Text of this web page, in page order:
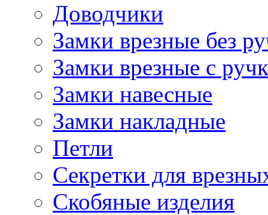
Доводчики
Замки врезные без
Замки врезные с
Замки навесные
Замки накладные
Петли
Секретки для
Скобяные изделия